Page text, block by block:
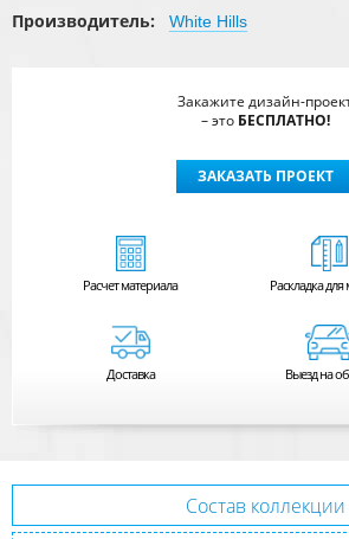
Производитель:
White Hills
Закажите дизайн-
– это БЕСПЛАТНО!
ЗАКАЗАТЬ ПРОЕКТ
Расчетматериала Раскладка для
Доставка Выезд на
Состав коллекции